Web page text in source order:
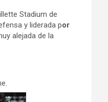
Stadium de
y liderada por
alejada de la